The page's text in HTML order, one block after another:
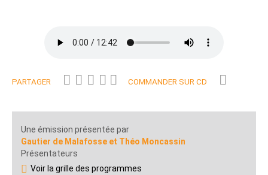
PARTAGER COMMANDER SUR CD
Une émission présentée par
Gautier de Malafosse et Théo Moncassin
Présentateurs
Voir la grille des programmes